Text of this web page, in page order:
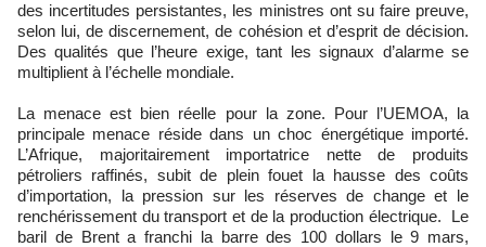
des incertitudes persistantes, les ministres ont su faire preuve,
selon lui, de discernement, de cohésion et d’esprit de décision.
Des qualités que l’heure exige, tant les signaux d’alarme se
multiplient à l’échelle mondiale.
La menace est bien réelle pour la zone. Pour l’UEMOA, la
principale menace réside dans un choc énergétique importé.
L’Afrique, majoritairement importatrice nette de produits
pétroliers raffinés, subit de plein fouet la hausse des coûts
d’importation, la pression sur les réserves de change et le
renchérissement du transport et de la production électrique. Le
baril de Brent a franchi la barre des 100 dollars le 9 mars,